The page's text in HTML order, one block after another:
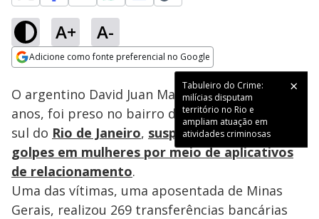
A+ A-
Adicione como fonte preferencial no Google
Tabuleiro do Crime:
milícias disputam
território no Rio e
ampliam atuação em
atividades criminosas
Ativar
Loaded
21.98%
O argentino David Juan Manuel Corbalan, de 47
anos, foi preso no bairro do Flamengo, na zona
sul do Rio de Janeiro, suspeito de aplicar
golpes em mulheres por meio de aplicativos
de relacionamento.
Uma das vítimas, uma aposentada de Minas
Gerais, realizou 269 transferências bancárias